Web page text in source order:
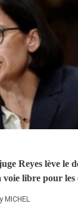
Reyes lève le
libre pour les
MICHEL